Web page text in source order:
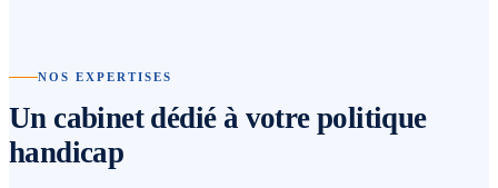
NOS EXPERTISES
Un cabinet dédié à votre politique
handicap